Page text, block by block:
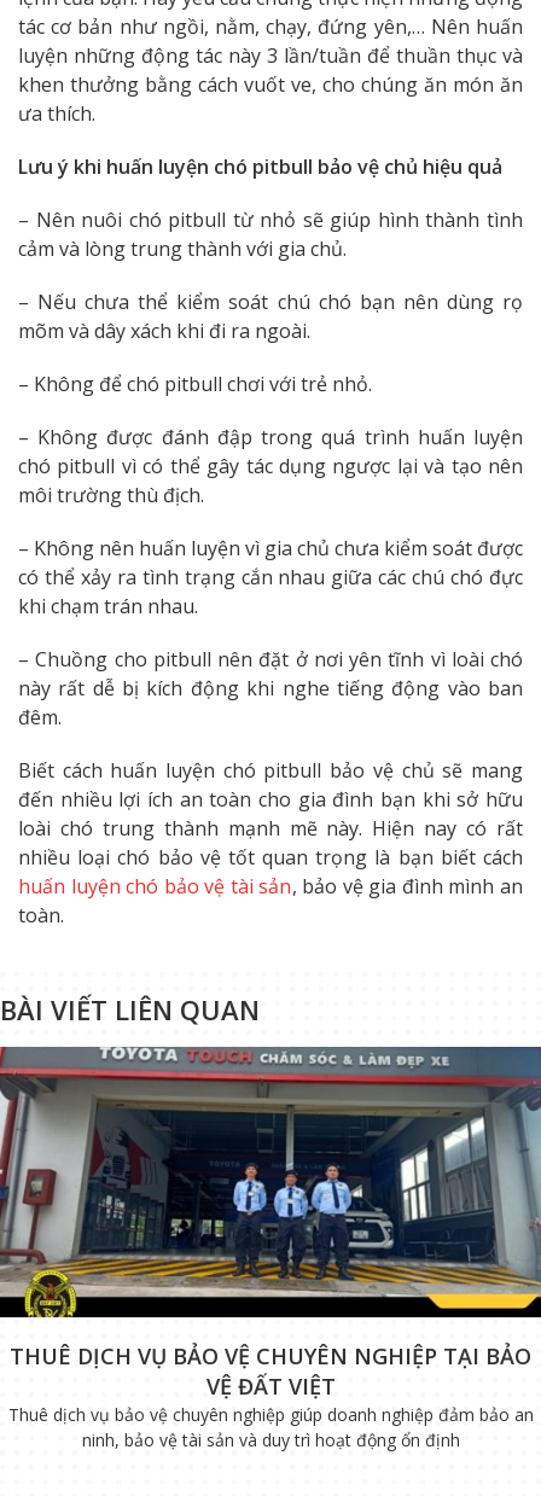
tác cơ bản như ngồi, nằm, chạy, đứng yên,… Nên huấn
luyện những động tác này 3 lần/tuần để thuần thục và
khen thưởng bằng cách vuốt ve, cho chúng ăn món ăn
ưa thích.
Lưu ý khi huấn luyện chó pitbull bảo vệ chủ hiệu quả
– Nên nuôi chó pitbull từ nhỏ sẽ giúp hình thành tình
cảm và lòng trung thành với gia chủ.
– Nếu chưa thể kiểm soát chú chó bạn nên dùng rọ
mõm và dây xách khi đi ra ngoài.
– Không để chó pitbull chơi với trẻ nhỏ.
– Không được đánh đập trong quá trình huấn luyện
chó pitbull vì có thể gây tác dụng ngược lại và tạo nên
môi trường thù địch.
– Không nên huấn luyện vì gia chủ chưa kiểm soát được
có thể xảy ra tình trạng cắn nhau giữa các chú chó đực
khi chạm trán nhau.
– Chuồng cho pitbull nên đặt ở nơi yên tĩnh vì loài chó
này rất dễ bị kích động khi nghe tiếng động vào ban
đêm.
Biết cách huấn luyện chó pitbull bảo vệ chủ sẽ mang
đến nhiều lợi ích an toàn cho gia đình bạn khi sở hữu
loài chó trung thành mạnh mẽ này. Hiện nay có rất
nhiều loại chó bảo vệ tốt quan trọng là bạn biết cách
huấn luyện chó bảo vệ tài sản, bảo vệ gia đình mình an
toàn.
BÀI VIẾT LIÊN QUAN
THUÊ DỊCH VỤ BẢO VỆ CHUYÊN NGHIỆP TẠI BẢO
VỆ ĐẤT VIỆT
Thuê dịch vụ bảo vệ chuyên nghiệp giúp doanh nghiệp đảm bảo an
ninh, bảo vệ tài sản và duy trì hoạt động ổn định